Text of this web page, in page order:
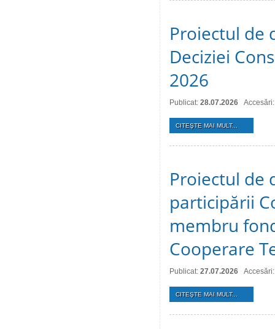
Proiectul de
Deciziei
2026
Publicat: 28.07.2026
CITEŞTE MAI MULT...
Proiectul de
participării
membru
Cooperare
Publicat: 27.07.2026
CITEŞTE MAI MULT...